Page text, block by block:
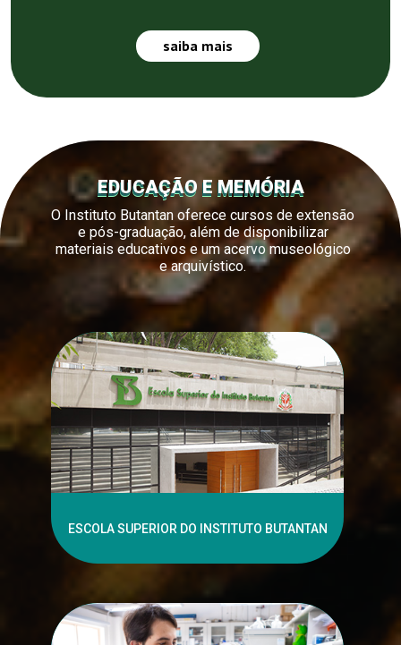
saiba mais
EDUCAÇÃO E MEMÓRIA
O Instituto Butantan oferece cursos de extensão
e pós-graduação, além de disponibilizar
materiais educativos e um acervo museológico
e arquivístico.
ESCOLA SUPERIOR DO INSTITUTO BUTANTAN